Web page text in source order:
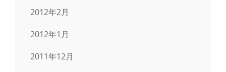
2012年2月
2012年1月
2011年12月